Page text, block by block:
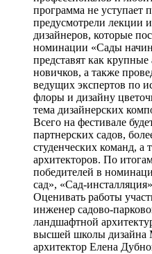
программа не уступает
предусмотрели лекции
дизайнеров, которые
номинации «Сады
представят как
новичков, а также
ведущих экспертов по
флоры и дизайну
тема дизайнерских
Всего на фестивале
партнерских садов,
студенческих команд, а
архитекторов. По
победителей в
сад», «Сад-
Оценивать работы
инженер садово-
ландшафтной
высшей школы
архитектор Елена